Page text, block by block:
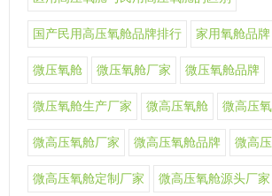
国产民用高压氧舱品牌排行 家用氧舱品牌
微压氧舱 微压氧舱厂家 微压氧舱品牌
微压氧舱生产厂家 微高压氧舱 微高压
微高压氧舱厂家 微高压氧舱品牌 微高
微高压氧舱定制厂家 微高压氧舱源头厂家